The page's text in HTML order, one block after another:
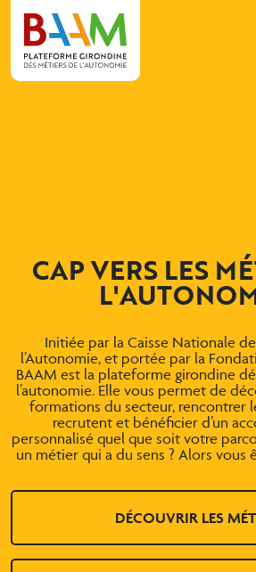
CAP VERS LES
Initiée par la Caisse Nationale
l’Autonomie, et portée par la
BAAM est la plateforme girondine
l’autonomie. Elle vous permet de
formations du secteur, rencontrer
recrutent et bénéficier d’un
personnalisé quel que soit votre
un métier qui a du sens ? Alors vous
DÉCOUVRIR LES